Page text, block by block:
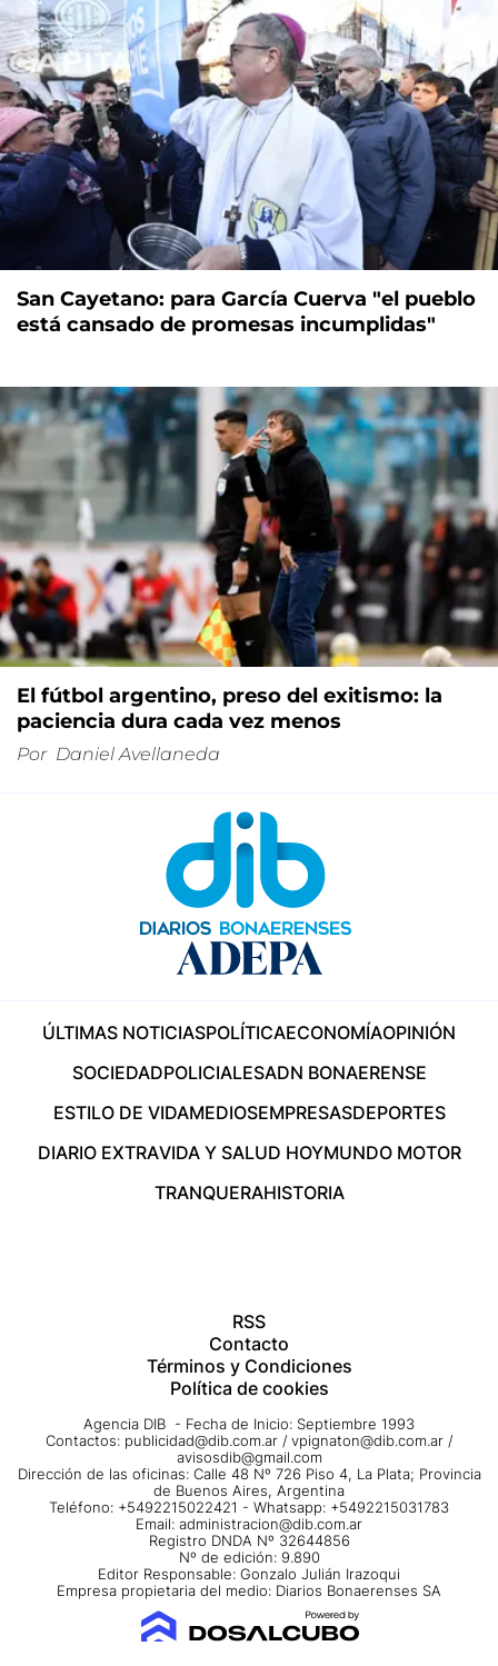
San Cayetano: para García Cuerva "el pueblo
está cansado de promesas incumplidas"
El fútbol argentino, preso del exitismo: la
paciencia dura cada vez menos
Por Daniel Avellaneda
ÚLTIMAS NOTICIASPOLÍTICAECONOMÍAOPINIÓN
SOCIEDADPOLICIALESADN BONAERENSE
ESTILO DE VIDAMEDIOSEMPRESASDEPORTES
DIARIO EXTRAVIDA Y SALUD HOYMUNDO MOTOR
TRANQUERAHISTORIA
RSS
Contacto
Términos y Condiciones
Política de cookies
Agencia DIB - Fecha de Inicio: Septiembre 1993
Contactos: publicidad@dib.com.ar / vpignaton@dib.com.ar /
avisosdib@gmail.com
Dirección de las oficinas: Calle 48 Nº 726 Piso 4, La Plata; Provincia
de Buenos Aires, Argentina
Teléfono: +5492215022421 - Whatsapp: +5492215031783
Email: administracion@dib.com.ar
Registro DNDA Nº 32644856
Nº de edición: 9.890
Editor Responsable: Gonzalo Julián Irazoqui
Empresa propietaria del medio: Diarios Bonaerenses SA